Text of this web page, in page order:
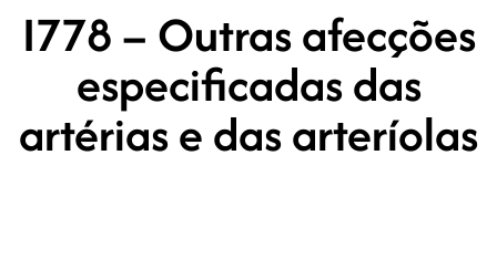
I778 – Outras afecções
especificadas das
artérias e das arteríolas